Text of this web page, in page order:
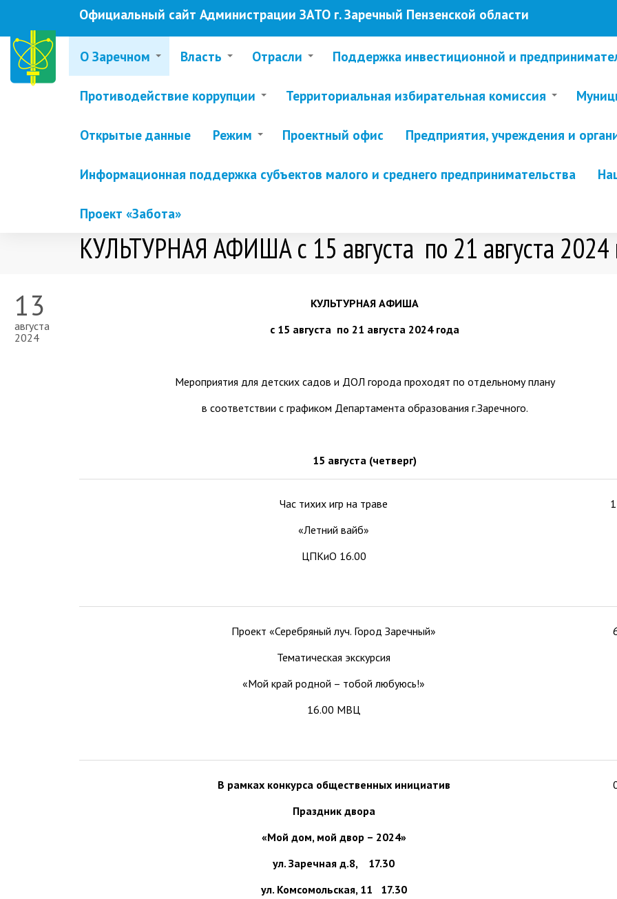
основному
содержанию
Официальный сайт Администрации ЗАТО г. Заречный Пензенской области
О Заречном Власть Отрасли Поддержка инвестиционной и
Противодействие коррупции Территориальная избирательная комиссия
Открытые данные Режим Проектный офис Предприятия, учреждения и
Информационная поддержка субъектов малого и среднего предпринимательства
Проект «Забота»
КУЛЬТУРНАЯ АФИША с 15 августа по 21 августа 2024
13
августа
2024
КУЛЬТУРНАЯ АФИША
с 15 августа по 21 августа 2024 года
Мероприятия для детских садов и ДОЛ города проходят по отдельному плану
в соответствии с графиком Департамента образования г.Заречного.
15 августа (четверг)
Час тихих игр на траве
«Летний вайб»
ЦПКиО 16.00
Проект «Серебряный луч. Город Заречный»
Тематическая экскурсия
«Мой край родной – тобой любуюсь!»
16.00 МВЦ
В рамках конкурса общественных инициатив
Праздник двора
«Мой дом, мой двор – 2024»
ул. Заречная д.8, 17.30
ул. Комсомольская, 11 17.30